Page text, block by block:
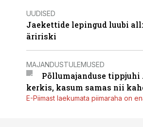
UUDISED
Jaekettide lepingud luubi
äririski
MAJANDUSTULEMUSED
Põllumajanduse
kerkis, kasum samas nii
E-Piimast laekumata piimaraha on